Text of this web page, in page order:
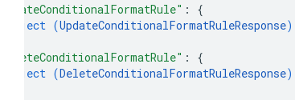
"updateConditionalFormatRule" : {
object (UpdateConditionalFormatRuleResponse)
"deleteConditionalFormatRule" : {
object (DeleteConditionalFormatRuleResponse)